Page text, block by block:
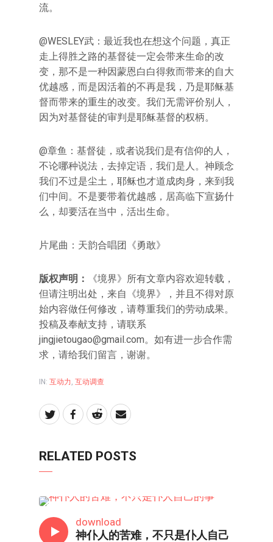
流。
@WESLEY武：最近我也在想这个问题，真正
走上得胜之路的基督徒一定会带来生命的改
变，那不是一种因蒙恩白白得救而带来的自大
优越感，而是因活着的不再是我，乃是耶稣基
督而带来的重生的改变。我们无需评价别人，
因为对基督徒的审判是耶稣基督的权柄。
@章鱼：基督徒，或者说我们是有信仰的人，
不论哪种说法，去掉定语，我们是人。神顾念
我们不过是尘土，耶稣也才道成肉身，来到我
们中间。不是要带着优越感，居高临下宣扬什
么，却要活在当中，活出生命。
片尾曲：天韵合唱团《勇敢》
版权声明：
《境界》所有文章内容欢迎转载，
但请注明出处，来自《境界》，并且不得对原
始内容做任何修改，请尊重我们的劳动成果。
投稿及奉献支持，请联系
jingjietougao@gmail.com。如有进一步合作需
求，请给我们留言，谢谢。
IN: 互动力, 互动调查
RELATED POSTS
download
神仆人的苦难，不只是仆人自己